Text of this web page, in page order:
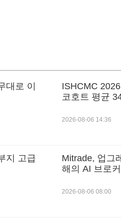
대로 이
ISHCMC
코호트 평균
2026-08-06 14:36
지 고급
Mitrade, 업그
해의 AI 브로
2026-08-06 08:00